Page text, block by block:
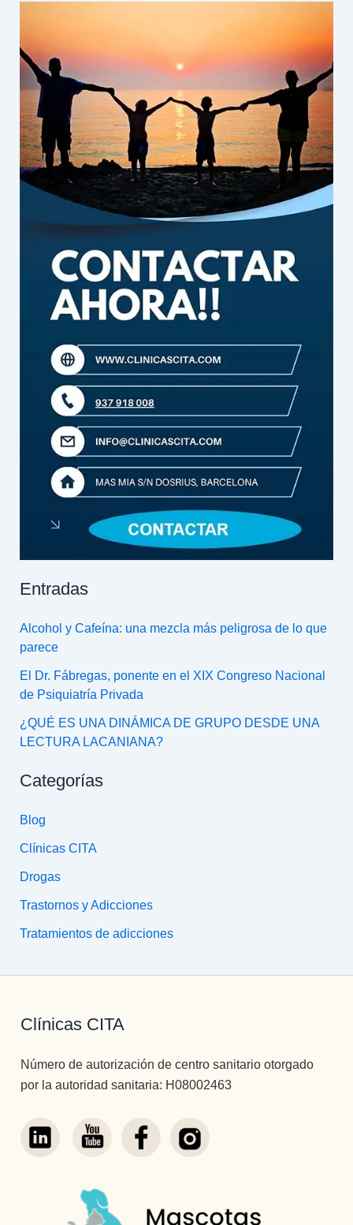
Entradas
Alcohol y Cafeína: una mezcla más peligrosa de lo que
parece
El Dr. Fábregas, ponente en el XIX Congreso Nacional
de Psiquiatría Privada
¿QUÉ ES UNA DINÁMICA DE GRUPO DESDE UNA
LECTURA LACANIANA?
Categorías
Blog
Clínicas CITA
Drogas
Trastornos y Adicciones
Tratamientos de adicciones
Clínicas CITA
Número de autorización de centro sanitario otorgado
por la autoridad sanitaria: H08002463